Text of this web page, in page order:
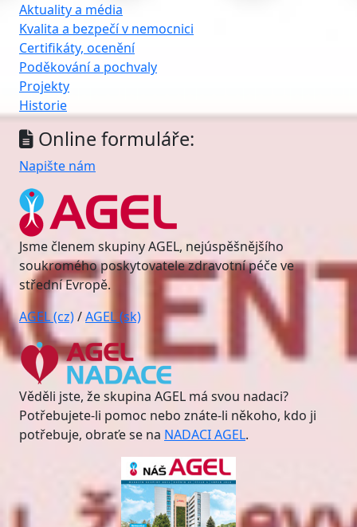
Aktuality a média
Kvalita a bezpečí v nemocnici
Certifikáty, ocenění
Poděkování a pochvaly
Projekty
Historie
Online formuláře:
Napište nám
Jsme členem skupiny AGEL, nejúspěšnějšího
soukromého poskytovatele zdravotní péče ve
střední Evropě.
AGEL (cz)/AGEL (sk)
Věděli jste, že skupina AGEL má svou nadaci?
Potřebujete-li pomoc nebo znáte-li někoho, kdo ji
potřebuje, obraťe se na NADACI AGEL.